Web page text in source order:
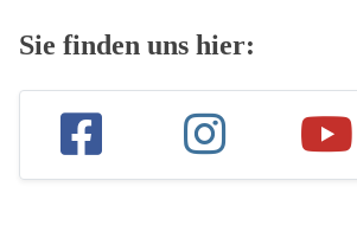
Sie finden uns hier: